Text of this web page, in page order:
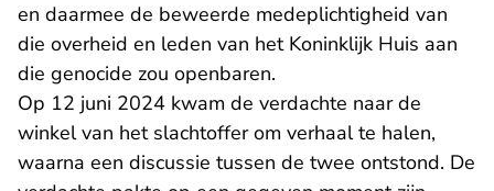
en daarmee de beweerde medeplichtigheid van
die overheid en leden van het Koninklijk Huis aan
die genocide zou openbaren.
Op 12 juni 2024 kwam de verdachte naar de
winkel van het slachtoffer om verhaal te halen,
waarna een discussie tussen de twee ontstond. De